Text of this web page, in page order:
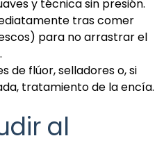
y técnica sin presión.
tras comer
para no arrastrar el
de flúor, selladores o, si
tratamiento de la encía.
al